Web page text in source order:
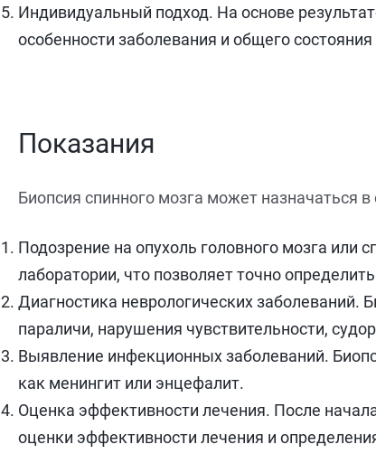
Индивидуальный подход. На основе
особенности заболевания и общего
Показания
Биопсия спинного мозга может назначаться
Подозрение на опухоль головного мозга или
лаборатории, что позволяет точно
Диагностика неврологических заболеваний.
параличи, нарушения чувствительности,
Выявление инфекционных заболеваний.
как менингит или энцефалит.
Оценка эффективности лечения. После
оценки эффективности лечения и